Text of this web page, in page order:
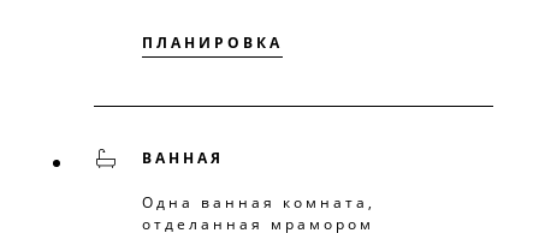
ПЛАНИРОВКА
ВАННАЯ
Одна ванная комната,
отделанная мрамором